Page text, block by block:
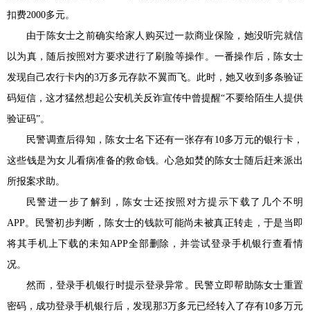
扣费2000多元。
由于陈女士之前确实给家人购买过一款商业保险，她没听完就信
以为真，随后按照对方要求进行了刷脸等操作。一番操作后，陈女士
发现自己农行卡内的3万多元存款不翼而飞。此时，她又收到多条验证
码短信，这才猛然想起公安机关反诈宣传中曾提醒“不要给陌生人提供
验证码”。
民警调查后得知，陈女士名下还有一张存有10多万元的银行卡，
这些钱是为女儿看病准备的救命钱。心急如焚的陈女士随后赶来派出
所报案求助。
民警进一步了解到，陈女士还按照对方提示下载了几个不明
APP。民警初步判断，陈女士的钱款可能尚未被真正转走，于是当即
将其手机上下载的未知APP全部删除，并尝试登录手机银行查看情
况。
然而，登录手机银行时提示登录异常。民警立即帮助陈女士重置
密码，成功登录手机银行后，发现那3万多元已经转入了存有10多万元